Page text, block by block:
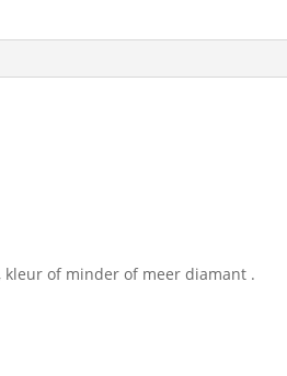
kleur of minder of meer diamant .